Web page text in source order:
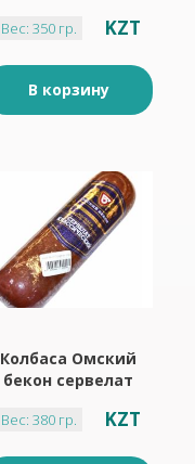
Вес: 350 гр. KZT
В корзину
Колбаса Омский
бекон сервелат
вакуум
Вес: 380 гр. KZT